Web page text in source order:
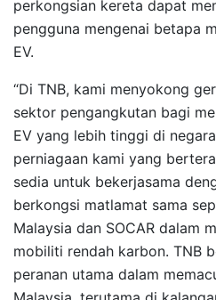
perkongsian kereta dapat
pengguna mengenai betapa
EV.
“Di TNB, kami menyokong
sektor pengangkutan bagi
EV yang lebih tinggi di
perniagaan kami yang
sedia untuk bekerjasama
berkongsi matlamat sama
Malaysia dan SOCAR dalam
mobiliti rendah karbon. TNB
peranan utama dalam